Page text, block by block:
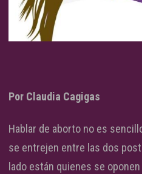
Por Claudia Cagigas
Hablar de aborto no es
se entrejen entre las dos
lado están quienes se